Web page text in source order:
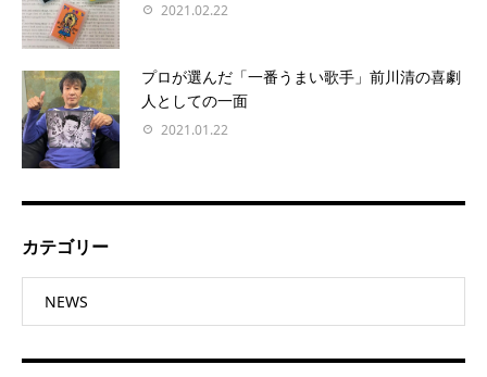
2021.02.22
プロが選んだ「一番うまい歌手」前川清の喜劇
人としての一面
2021.01.22
カテゴリー
NEWS